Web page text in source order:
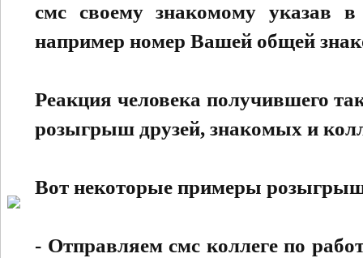
смс своему знакомому указав
например номер Вашей общей
Реакция человека получившего
розыгрыш друзей, знакомых и
Вот некоторые примеры
- Отправляем смс коллеге по